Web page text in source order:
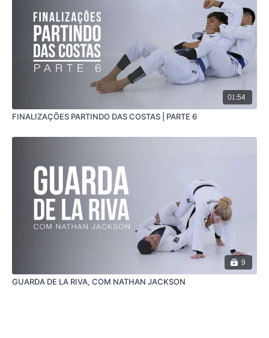
01:54
FINALIZAÇÕES PARTINDO DAS COSTAS | PARTE 6
9
GUARDA DE LA RIVA, COM NATHAN JACKSON